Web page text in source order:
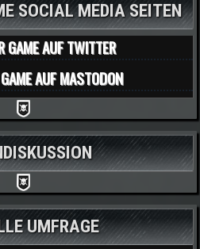
SOCIAL MEDIA SEITEN
GAME AUF TWITTER
AUF MASTODON
UMFRAGE